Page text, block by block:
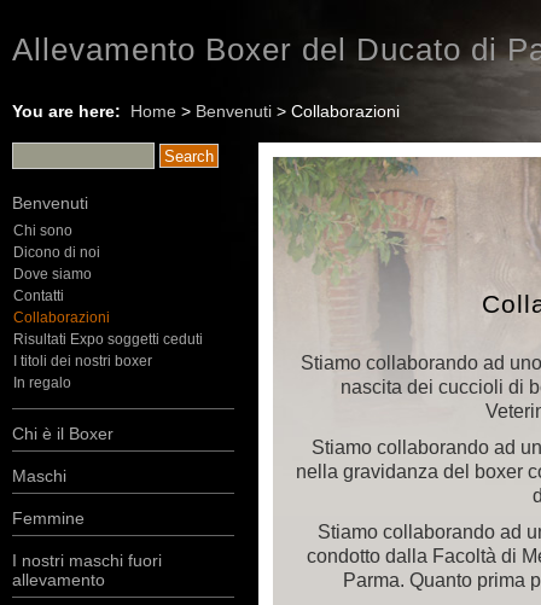
Allevamento Boxer del Ducato di
You are here: Home > Benvenuti > Collaborazioni
Benvenuti
Chi sono
Dicono di noi
Dove siamo
Contatti
Collaborazioni
Risultati Expo soggetti ceduti
I titoli dei nostri boxer
In regalo
Chi è il Boxer
Maschi
Femmine
I nostri maschi fuori
allevamento
Stiamo collaborando ad
nascita dei cuccioli di
Stiamo collaborando ad
nella gravidanza del boxer
Stiamo collaborando ad
condotto dalla Facoltà di
Parma. Quanto prima